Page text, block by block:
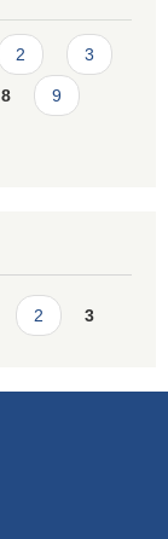
2 3
8 9
2 3